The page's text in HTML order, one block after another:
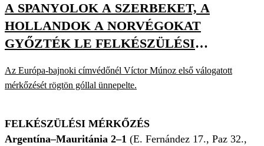
A SPANYOLOK A SZERBEKET, A
HOLLANDOK A NORVÉGOKAT
GYŐZTÉK LE FELKÉSZÜLÉSI
Az Európa-bajnoki címvédőnél Víctor Múnoz első válogatott
mérkőzését rögtön góllal ünnepelte.
FELKÉSZÜLÉSI MÉRKŐZÉS
Argentína–Mauritánia 2–1 (E. Fernández 17., Paz 32.,